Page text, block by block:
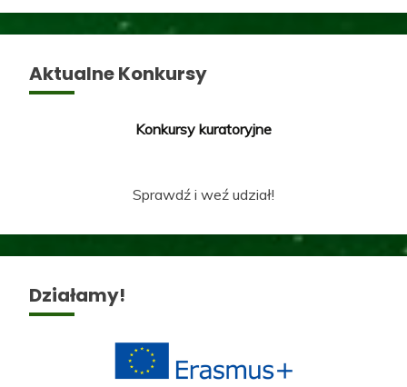
Aktualne Konkursy
Konkursy kuratoryjne
Sprawdź i weź udział!
Działamy!